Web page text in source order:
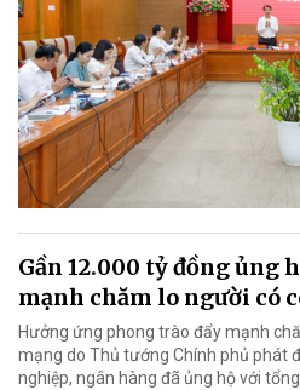
Gần 12.000 tỷ đồng ủng
mạnh chăm lo người có
Hưởng ứng phong trào đẩy mạnh
mạng do Thủ tướng Chính phủ phát
nghiệp, ngân hàng đã ủng hộ với